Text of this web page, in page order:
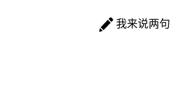
我来说两句